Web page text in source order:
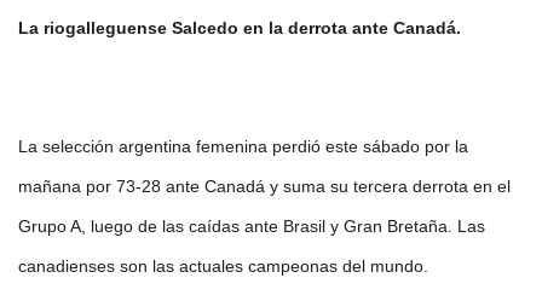
La riogalleguense Salcedo en la derrota ante Canadá.
La selección argentina femenina perdió este sábado por la
mañana por 73-28 ante Canadá y suma su tercera derrota en el
Grupo A, luego de las caídas ante Brasil y Gran Bretaña. Las
canadienses son las actuales campeonas del mundo.